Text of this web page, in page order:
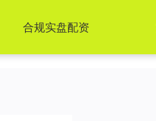
合规实盘配资